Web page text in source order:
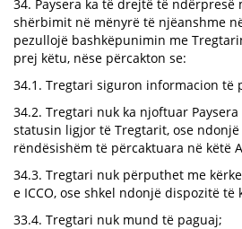
34. Paysera ka të drejtë të
shërbimit në mënyrë të njëanshme
pezullojë bashkëpunimin me
prej këtu, nëse përcakton se:
34.1. Tregtari siguron informacion të
34.2. Tregtari nuk ka njoftuar
statusin ligjor të Tregtarit, ose
rëndësishëm të përcaktuara në këtë
34.3. Tregtari nuk përputhet me
e ICCO, ose shkel ndonjë dispozitë të
33.4. Tregtari nuk mund të paguaj;